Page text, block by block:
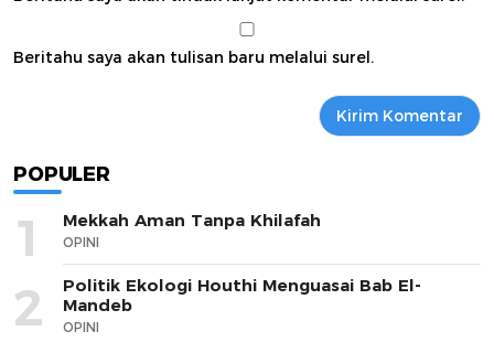
Beritahu saya akan tulisan baru melalui surel.
POPULER
1 Mekkah Aman Tanpa Khilafah
OPINI
2
Politik Ekologi Houthi Menguasai Bab El-
Mandeb
OPINI